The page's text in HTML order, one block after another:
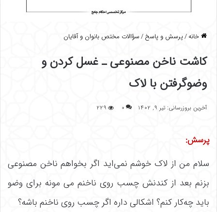
خانه/پرسش و پاسخ/سؤالات مختص بانوان و آقایان
کاشت ناخن مصنوعی ـ غسل کردن و
وضوگرفتن با لاک
آخرین بروزرسانی: تیر ۹, ۱۴۰۲ ۰ ۲۲۹
پرسش:
سلام من از لاک خوشم نمی‌اید اگر بخواهم ناخن مصنوعی
بزنم بعد از کندنش چسب روی ناخنم می مونه برای وضو
باید چه‌کار کنم؟ اشکالی داره اگر چسب روی ناخنم باشه؟